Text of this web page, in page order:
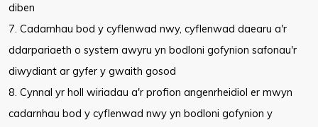
diben
7. Cadarnhau bod y cyflenwad nwy, cyflenwad daearu a'r
ddarpariaeth o system awyru yn bodloni gofynion safonau'r
diwydiant ar gyfer y gwaith gosod
8. Cynnal yr holl wiriadau a'r profion angenrheidiol er mwyn
cadarnhau bod y cyflenwad nwy yn bodloni gofynion y